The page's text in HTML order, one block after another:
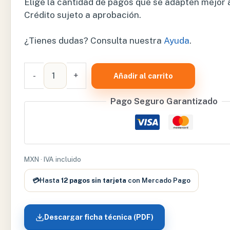
Elige la cantidad de pagos que se adapten mejor
Crédito sujeto a aprobación.
¿Tienes dudas? Consulta nuestra Ayuda.
-
ELECTROESTIMULADOR
TENS/EMS
cantidad
+ Añadir al carrito
Pago Seguro Garantizado
MXN · IVA incluido
💳Hasta 12 pagos sin tarjeta con Mercado Pago
Descargar ficha técnica (PDF)